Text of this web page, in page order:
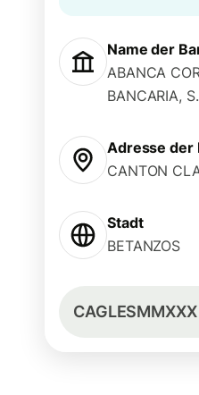
Name der
ABANCA
BANCARIA,
Adresse der
CANTON
Stadt
BETANZOS
CAGLESMMXXX